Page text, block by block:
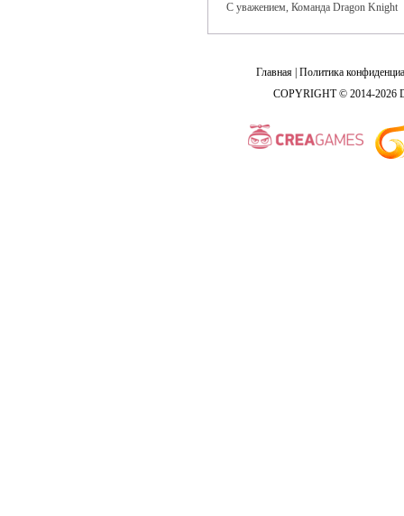
С уважением, Команда Dragon Knight
Главная Политика
COPYRIGHT © 2014-2026